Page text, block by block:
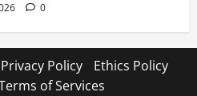
0
Privacy Policy
Ethics Policy
of Services